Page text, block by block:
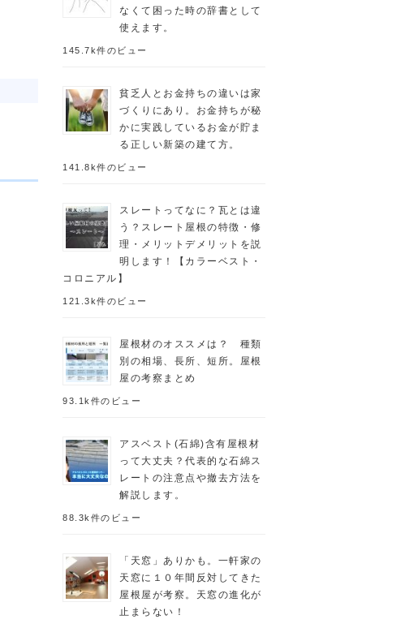
なくて困った時の辞書として
使えます。
145.7k件のビュー
貧乏人とお金持ちの違いは家
づくりにあり。お金持ちが秘
かに実践しているお金が貯ま
る正しい新築の建て方。
141.8k件のビュー
スレートってなに？瓦とは違
う？スレート屋根の特徴・修
理・メリットデメリットを説
明します！【カラーベスト・
コロニアル】
121.3k件のビュー
屋根材のオススメは？ 種類
別の相場、長所、短所。屋根
屋の考察まとめ
93.1k件のビュー
アスベスト(石綿)含有屋根材
って大丈夫？代表的な石綿ス
レートの注意点や撤去方法を
解説します。
88.3k件のビュー
「天窓」ありかも。一軒家の
天窓に１０年間反対してきた
屋根屋が考察。天窓の進化が
止まらない！